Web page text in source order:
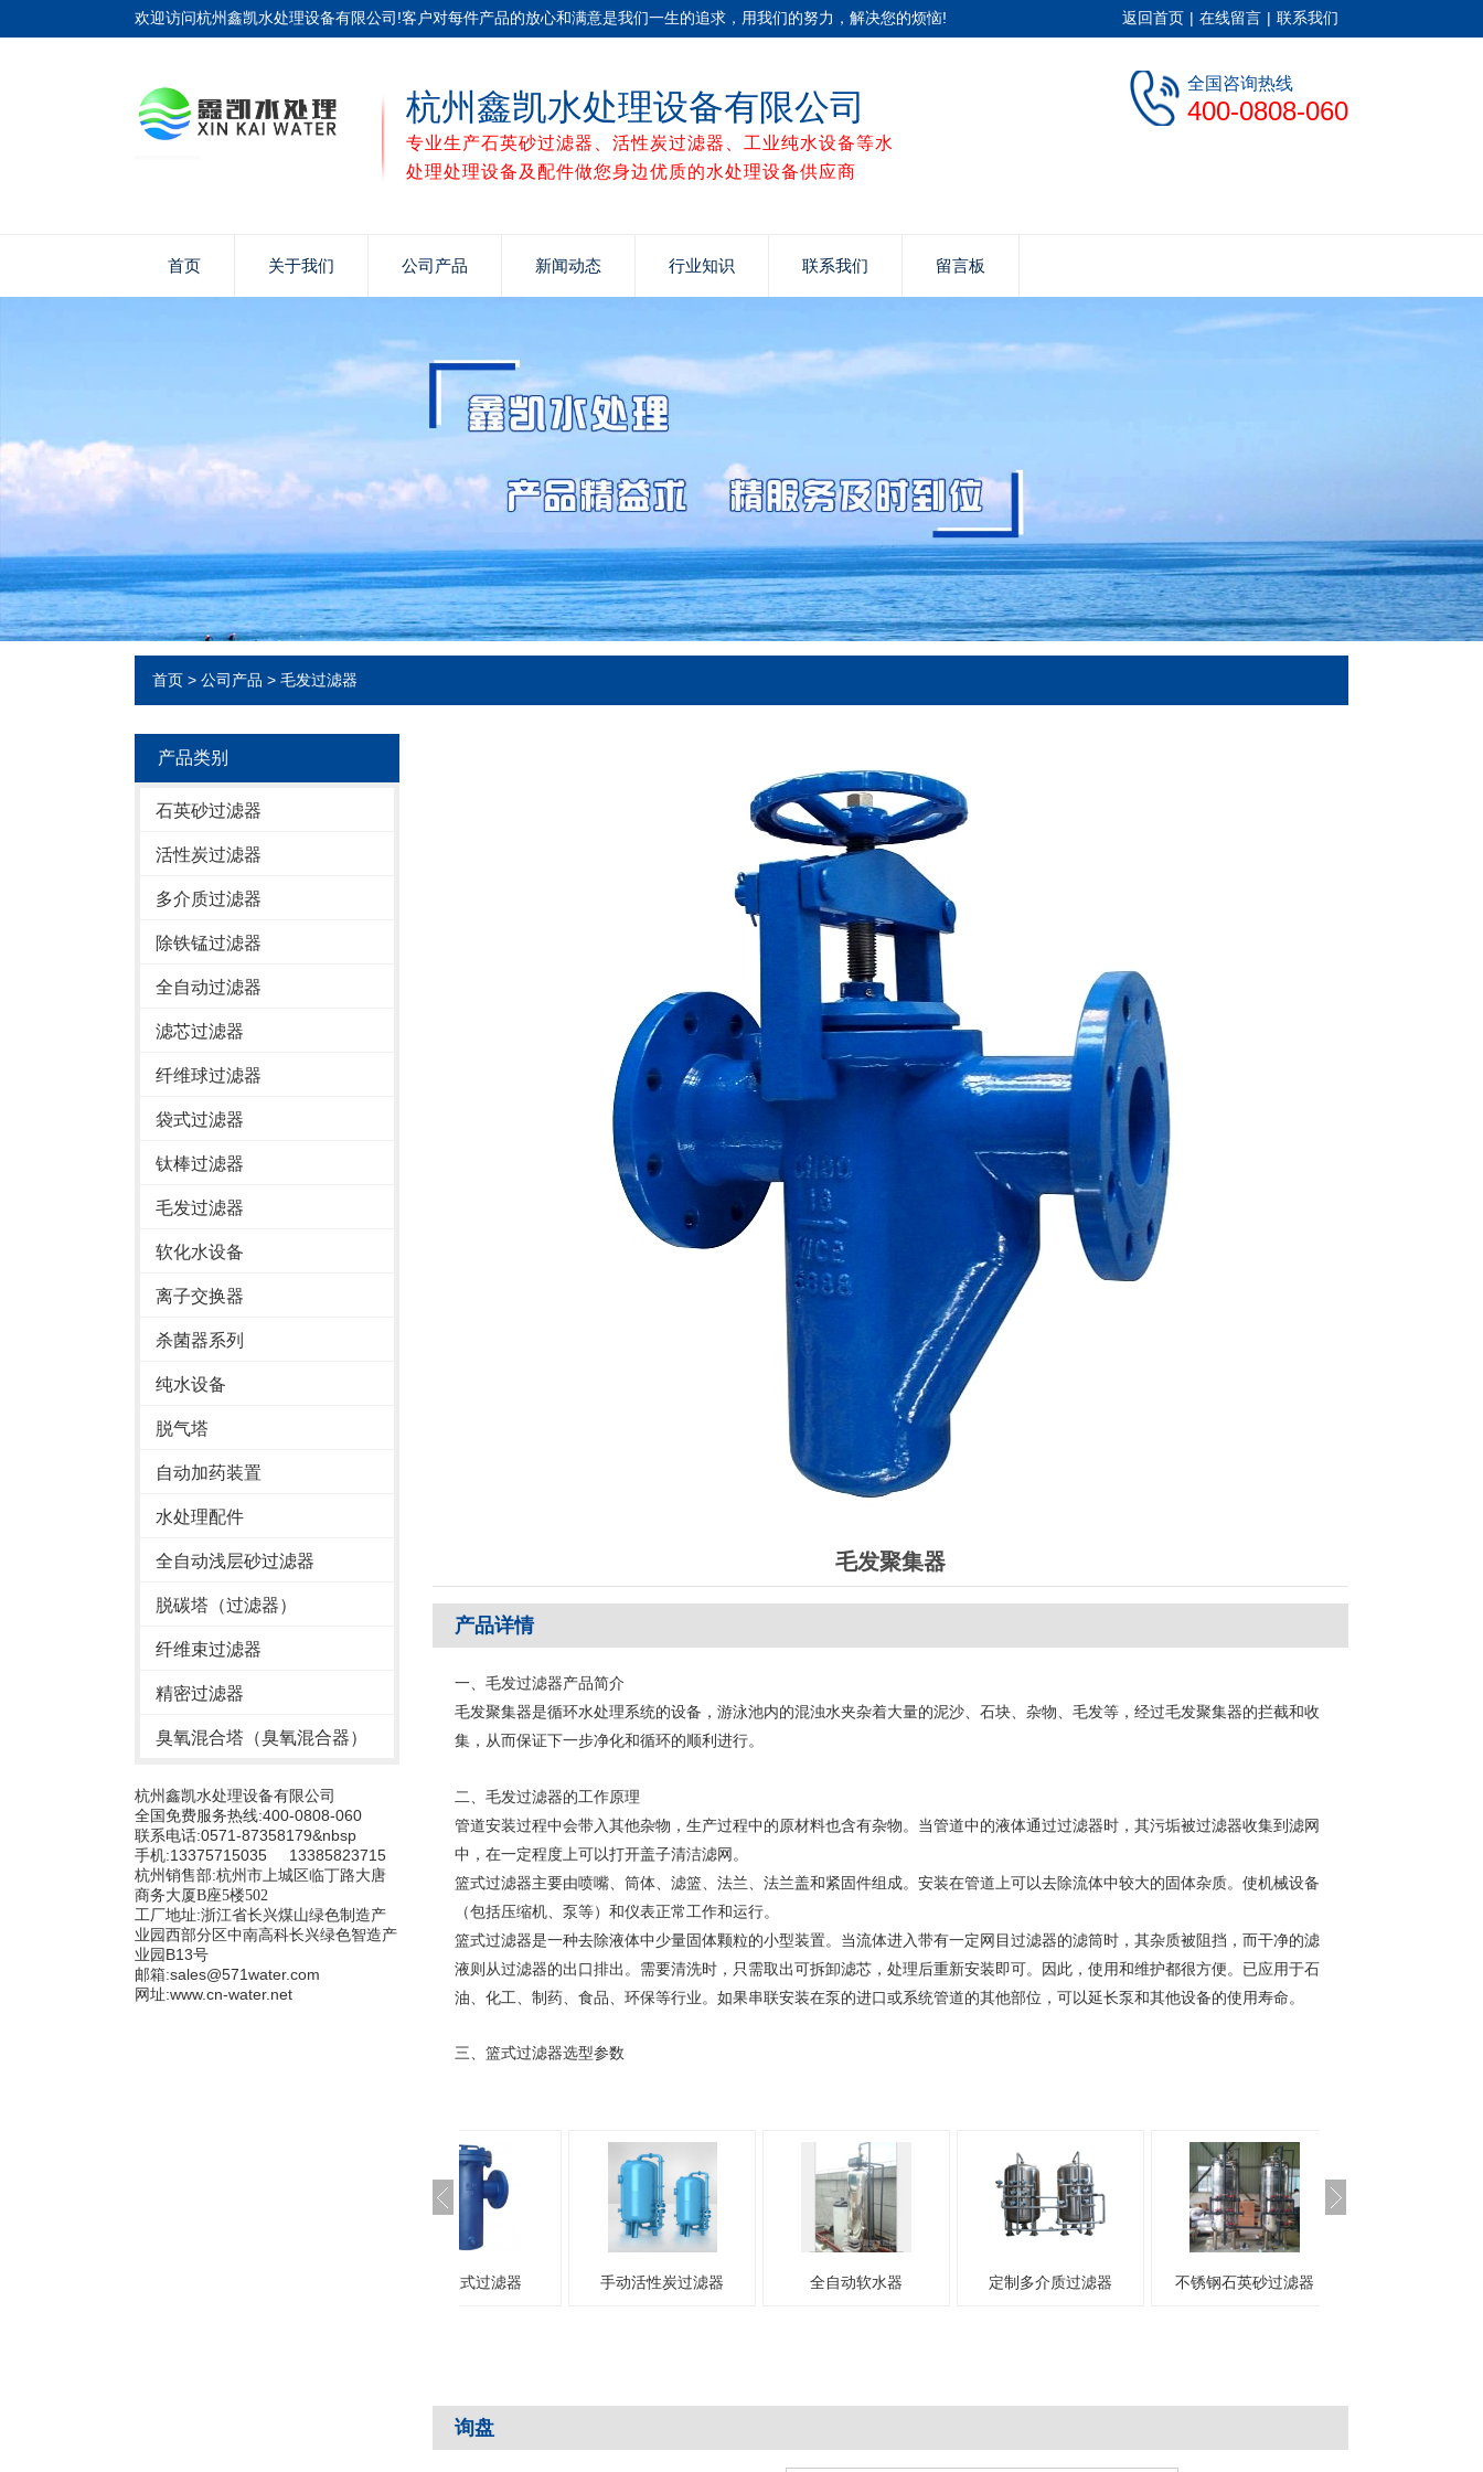
欢迎访问杭州鑫凯水处理设备有限公司!客户对每件产品的放心和满意是我们一生的追求，用我们的努力，解决您的烦恼! 返回首页 | 在线留言 | 联系我们
杭州鑫凯水处理设备有限公司
专业生产石英砂过滤器、活性炭过滤器、工业纯水设备等水
处理处理设备及配件做您身边优质的水处理设备供应商
全国咨询热线
400-0808-060
首页 关于我们 公司产品 新闻动态 行业知识 联系我们 留言板
首页 > 公司产品 > 毛发过滤器
产品类别
石英砂过滤器
活性炭过滤器
多介质过滤器
除铁锰过滤器
全自动过滤器
滤芯过滤器
纤维球过滤器
袋式过滤器
钛棒过滤器
毛发过滤器
软化水设备
离子交换器
杀菌器系列
纯水设备
脱气塔
自动加药装置
水处理配件
全自动浅层砂过滤器
脱碳塔（过滤器）
纤维束过滤器
精密过滤器
臭氧混合塔（臭氧混合器）
杭州鑫凯水处理设备有限公司
全国免费服务热线:400-0808-060
联系电话:0571-87358179&nbsp
手机:13375715035 13385823715
杭州销售部:杭州市上城区临丁路大唐
商务大厦B座5楼502
工厂地址:浙江省长兴煤山绿色制造产
业园西部分区中南高科长兴绿色智造产
业园B13号
邮箱:sales@571water.com
网址:www.cn-water.net
毛发聚集器
产品详情
一、 毛发过滤器产品简介
毛发聚集器是循环水处理系统的设备，游泳池内的混浊水夹杂着大量的泥沙、石块、杂物、毛发等，经过毛发聚集器的拦截和收
集，从而保证下一步净化和循环的顺利进行。
二、 毛发过滤器的工作原理
管道安装过程中会带入其他杂物，生产过程中的原材料也含有杂物。当管道中的液体通过过滤器时，其污垢被过滤器收集到滤网
中，在一定程度上可以打开盖子清洁滤网。
篮式过滤器主要由喷嘴、筒体、滤篮、法兰、法兰盖和紧固件组成。安装在管道上可以去除流体中较大的固体杂质。使机械设备
（包括压缩机、泵等）和仪表正常工作和运行。
篮式过滤器是一种去除液体中少量固体颗粒的小型装置。当流体进入带有一定网目过滤器的滤筒时，其杂质被阻挡，而干净的滤
液则从过滤器的出口排出。需要清洗时，只需取出可拆卸滤芯，处理后重新安装即可。因此，使用和维护都很方便。已应用于石
油、化工、制药、食品、环保等行业。如果串联安装在泵的进口或系统管道的其他部位，可以延长泵和其他设备的使用寿命。
三、篮式过滤器选型参数
手动活性炭过滤器 全自动软水器 定制多介质过滤器 不锈钢石英砂过滤器 碳钢篮式过滤器
询盘